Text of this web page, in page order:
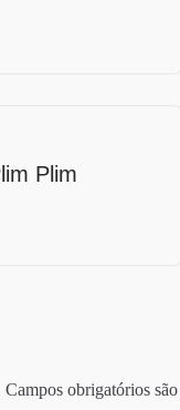
Plim
Campos obrigatórios são